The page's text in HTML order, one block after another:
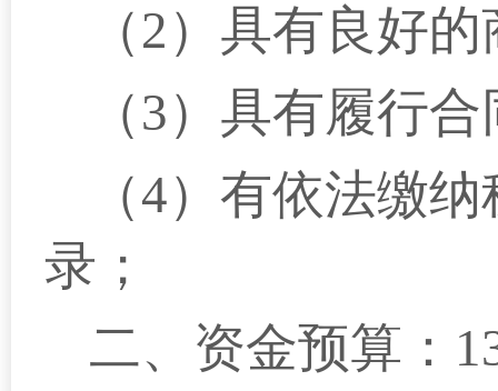
（2） 具有良好
（3）具有履行
（4）有依法缴
录；
二、资金预算：